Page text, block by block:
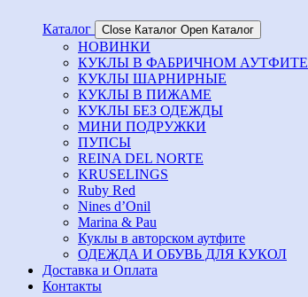
Каталог Close Каталог Open Каталог
НОВИНКИ
КУКЛЫ В ФАБРИЧНОМ АУТФИТЕ
КУКЛЫ ШАРНИРНЫЕ
КУКЛЫ В ПИЖАМЕ
КУКЛЫ БЕЗ ОДЕЖДЫ
МИНИ ПОДРУЖКИ
ПУПСЫ
REINA DEL NORTE
KRUSELINGS
Ruby Red
Nines d’Onil
Marina & Pau
Куклы в авторском аутфите
ОДЕЖДА И ОБУВЬ ДЛЯ КУКОЛ
Доставка и Оплата
Контакты